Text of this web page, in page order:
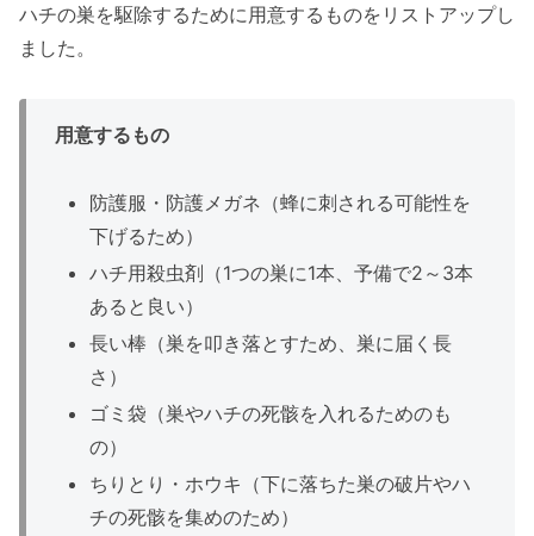
ハチの巣を駆除するために用意するものをリストアップし
ました。
用意するもの
防護服・防護メガネ（蜂に刺される可能性を
下げるため）
ハチ用殺虫剤（1つの巣に1本、予備で2～3本
あると良い）
長い棒（巣を叩き落とすため、巣に届く長
さ）
ゴミ袋（巣やハチの死骸を入れるためのも
の）
ちりとり・ホウキ（下に落ちた巣の破片やハ
チの死骸を集めのため）